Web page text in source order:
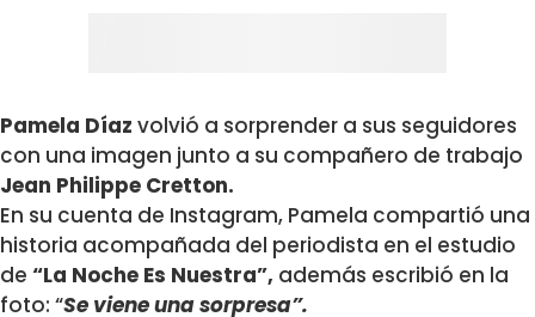
Pamela Díaz volvió a sorprender a sus seguidores
con una imagen junto a su compañero de trabajo
Jean Philippe Cretton.
En su cuenta de Instagram, Pamela compartió una
historia acompañada del periodista en el estudio
de “La Noche Es Nuestra”, además escribió en la
foto: “Se viene una sorpresa”.